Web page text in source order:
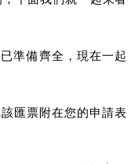
準備齊全，現在一起
匯票附在您的申請表